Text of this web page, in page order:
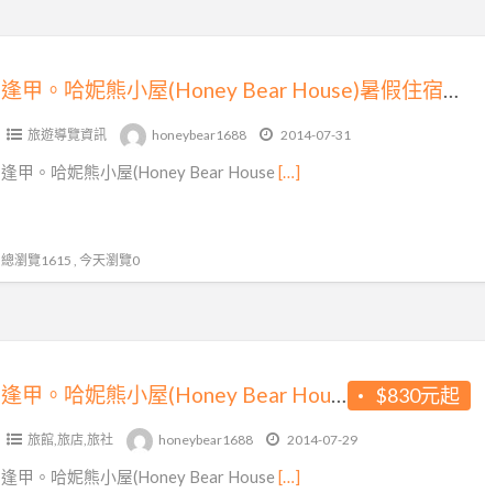
逢甲。哈妮熊小屋(Honey Bear House)暑假住宿不漲價♥加人不加價~騎乘機車追風去~房間款式好夢幻
旅遊導覽資訊 honeybear1688 2014-07-31
逢甲。哈妮熊小屋(Honey Bear House […]
總瀏覽1615 , 今天瀏覽0
$830元起
逢甲。哈妮熊小屋(Honey Bear House)暑假住宿不漲價♥加人不加價~騎乘機車追風去~房間款式好夢幻
旅館,旅店,旅社 honeybear1688 2014-07-29
逢甲。哈妮熊小屋(Honey Bear House […]